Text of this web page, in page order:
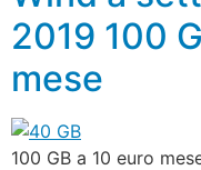
2019 100
mese
100 GB a 10 euro